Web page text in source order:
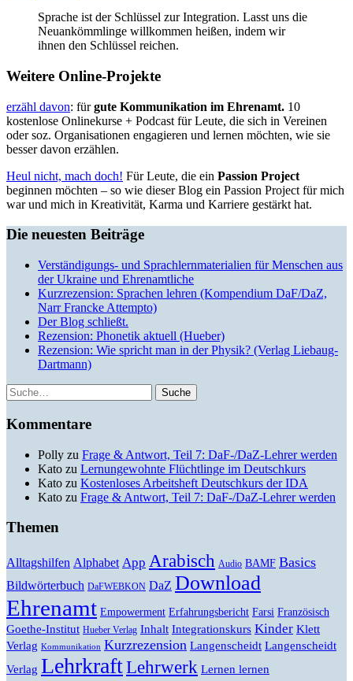
Sprache ist der Schlüssel zur Integration. Lasst uns die
Neuankömmlinge willkommen heißen, indem wir
ihnen den Schlüssel reichen.
Weitere Online-Projekte
erzähl davon: fürgute Kommunikation im Ehrenamt. 10
kostenlose Onlinekurse + Podcast für Leute, die sich in Vereinen
oder soz. Organisationen engagieren und lernen möchten, wie sie
besser davon erzählen.
Heul nicht, mach doch! Für Leute, die ein Passion Project
beginnen möchten – so wie dieser Blog ein Passion Project für mich
war und mich in Kreativität, Karma und Karriere gestärkt hat.
Die neuesten Beiträge
Verständigungs- und Sprachlernmaterialien für Menschen aus
der Ukraine und Ehrenamtliche
Kurzrezension: Sprachen lehren (Kompendium DaF/DaZ,
Narr Francke Attempto)
Der Blog schließt.
Rezension: Phonetik aktuell (Hueber)
Rezension: Wie spricht man in der Physik? (Verlag Liebaug-
Dartmann)
Suche
Kommentare
Polly zu Frage & Antwort, Teil 7: DaF-/DaZ-Lehrer werden
Kato zu Lernungewohnte Flüchtlinge im Deutschkurs
Kato zu Kostenloses Arbeitsheft Deutschkurs der IDA
Kato zu Frage & Antwort, Teil 7: DaF-/DaZ-Lehrer werden
Themen
Alltagshilfen Alphabet App Arabisch Audio BAMF Basics
Bildwörterbuch DaFWEBKON DaZ Download
Ehrenamt Empowerment Erfahrungsbericht Farsi Französisch
Goethe-Institut Hueber Verlag Inhalt Integrationskurs Kinder Klett
Verlag Kommunikation Kurzrezension Langenscheidt Langenscheidt
Verlag LehrkraftLehrwerk Lernen lernen